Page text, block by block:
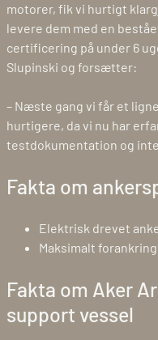
motorer, fik vi hurtigt
levere dem med en
certificering på under 6
Slupinski og forsætter:
– Næste gang vi får et
hurtigere, da vi nu har
testdokumentation og
Fakta om
Elektrisk drevet
Maksimalt
Fakta om Aker
support vessel